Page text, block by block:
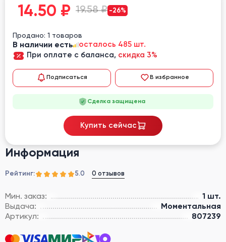
Информация
Рейтинг: 5.0 0 отзывов
Мин. заказ:
1 шт.
Выдача:
Моментальная
Артикул:
807239
14.50 ₽ 19.58 ₽ -26%
Продано: 1 товаров
В наличии есть
осталось 485 шт.
При оплате с баланса, скидка 3%
Подписаться В избранное
Сделка защищена
Купить сейчас